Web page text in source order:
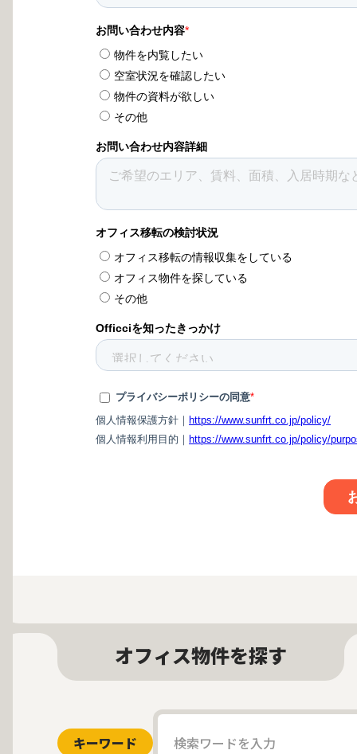
オフィス物件を探す
キーワード